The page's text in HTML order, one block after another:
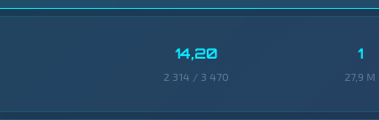
14,20
2 314 / 3 470
1
27,9 M